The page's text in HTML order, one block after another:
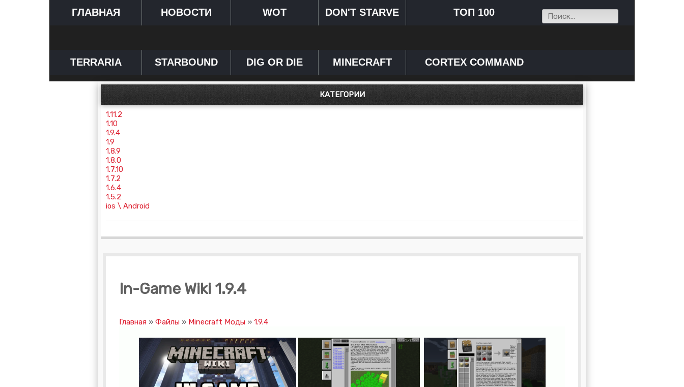
ГЛАВНАЯ НОВОСТИ WOT DON'T STARVE ТОП 100
TERRARIA STARBOUND DIG OR DIE MINECRAFT CORTEX COMMAND
КАТЕГОРИИ
1.11.2
1.10
1.9.4
1.9
1.8.9
1.8.0
1.7.10
1.7.2
1.6.4
1.5.2
ios \ Android
In-Game Wiki 1.9.4
Главная » Файлы » Minecraft Моды » 1.9.4